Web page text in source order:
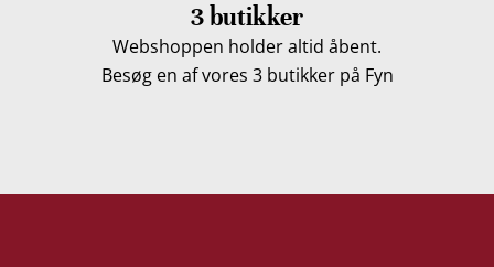
3 butikker
Webshoppen holder altid åbent.
Besøg en af vores 3 butikker på Fyn